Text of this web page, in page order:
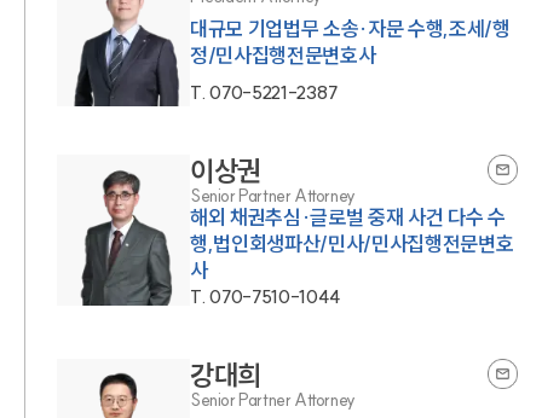
대규모 기업법무 소송·자문 수행,조세/행
정/민사집행전문변호사
T.070-5221-2387
이상권
Senior Partner Attorney
해외 채권추심·글로벌 중재 사건 다수 수
행,법인회생파산/민사/민사집행전문변호
사
T.070-7510-1044
강대희
Senior Partner Attorney